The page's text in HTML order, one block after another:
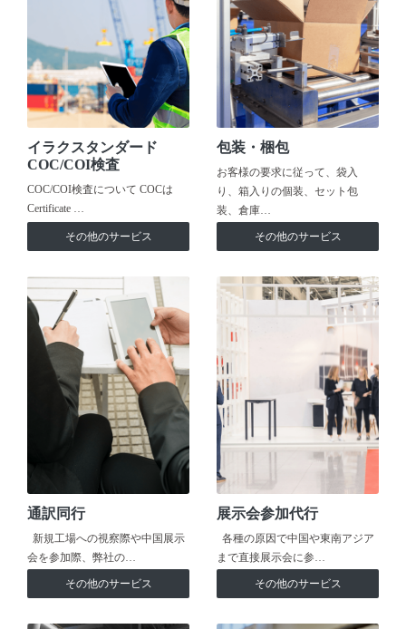
イラクスタンダード
COC/COI検査
COC/COI検査について COCは
Certificate …
その他のサービス
包装・梱包
お客様の要求に従って、袋入
り、箱入りの個装、セット包
装、倉庫…
その他のサービス
通訳同行
新規工場への視察際や中国展示
会を参加際、弊社の…
その他のサービス
展示会参加代行
各種の原因で中国や東南アジア
まで直接展示会に参…
その他のサービス